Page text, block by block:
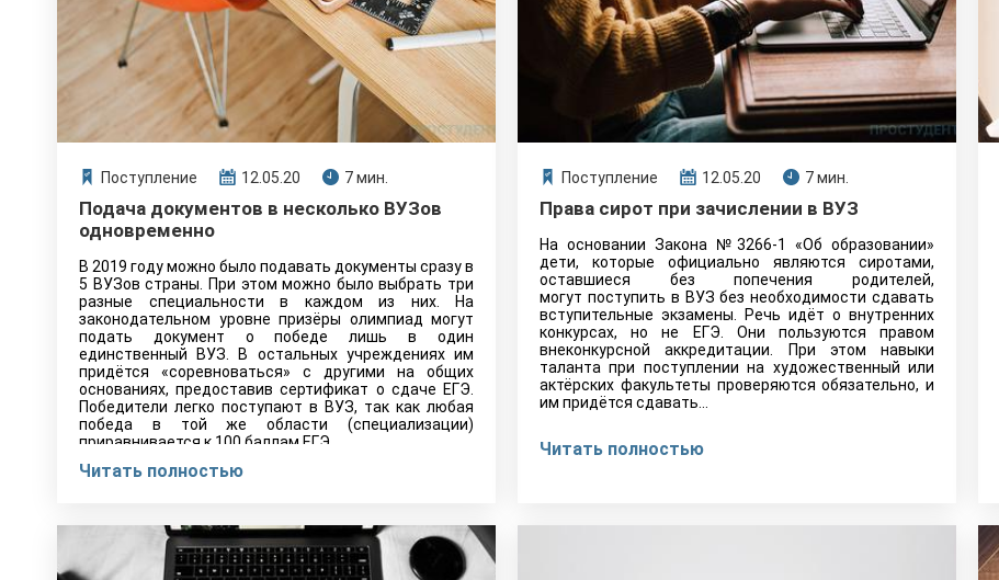
Поступление 12.05.20 7 мин.
Подача документов в несколько ВУЗов
одновременно
В 2019 году можно было подавать документы сразу в
5 ВУЗов страны. При этом можно было выбрать три
разные специальности в каждом из них. На
законодательном уровне призёры олимпиад могут
подать документ о победе лишь в один
единственный ВУЗ. В остальных учреждениях им
придётся «соревноваться» с другими на общих
основаниях, предоставив сертификат о сдаче ЕГЭ.
Победители легко поступают в ВУЗ, так как любая
победа в той же области (специализации)
приравнивается к 100 баллам ЕГЭ.
Читать полностью
Поступление 12.05.20 7 мин.
Права сирот при зачислении в ВУЗ
На основании Закона №3266-1 «Об образовании»
дети, которые официально являются сиротами,
оставшиеся без попечения родителей,
могут поступить в ВУЗ без необходимости сдавать
вступительные экзамены. Речь идёт о внутренних
конкурсах, но не ЕГЭ. Они пользуются правом
внеконкурсной аккредитации. При этом навыки
таланта при поступлении на художественный или
актёрских факультеты проверяются обязательно, и
им придётся сдавать...
Читать полностью